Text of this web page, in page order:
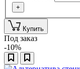
+
Купить
Под заказ
-10%